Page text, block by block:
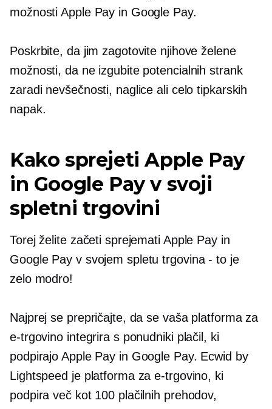
možnosti Apple Pay in Google Pay.
Poskrbite, da jim zagotovite njihove želene
možnosti, da ne izgubite potencialnih strank
zaradi nevšečnosti, naglice ali celo tipkarskih
napak.
Kako sprejeti Apple Pay
in Google Pay v svoji
spletni trgovini
Torej želite začeti sprejemati Apple Pay in
Google Pay v svojem spletutrgovina - to je
zelo modro!
Najprej se prepričajte, da se vaša platforma za
e-trgovino integrira s ponudniki plačil, ki
podpirajo Apple Pay in Google Pay. Ecwid by
Lightspeed je platforma za e-trgovino, ki
podpira več kot 100 plačilnih prehodov,